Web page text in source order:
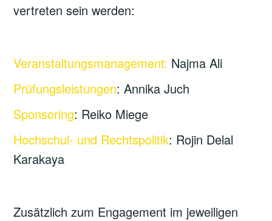
vertreten sein werden:
Veranstaltungsmanagement: Najma Ali
Prüfungsleistungen: Annika Juch
Sponsoring: Reiko Miege
Hochschul- und Rechtspolitik: Rojin Delal
Karakaya
Zusätzlich zum Engagement im jeweiligen